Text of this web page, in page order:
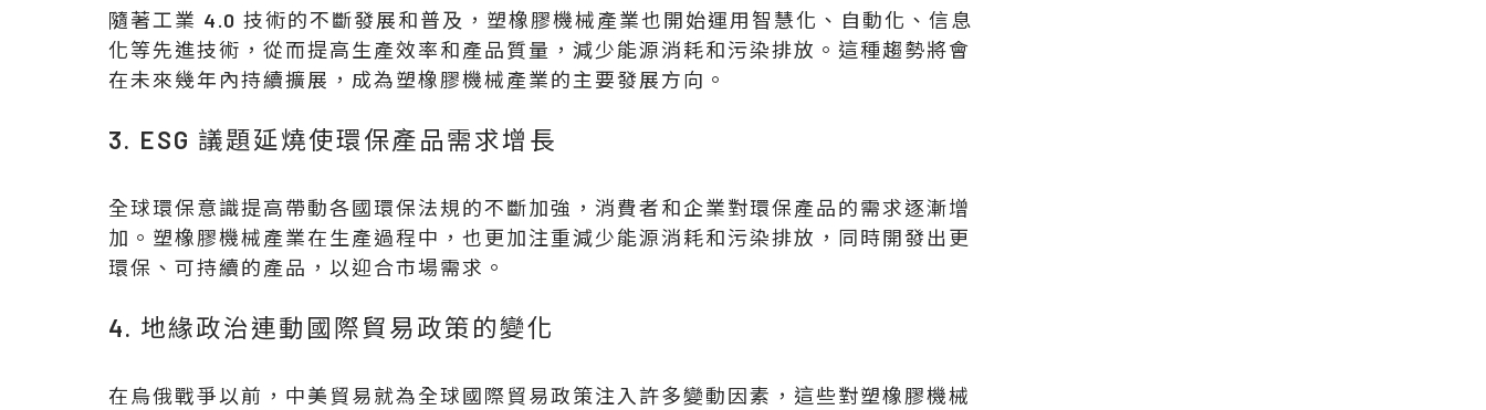
隨著工業 4.0 技術的不斷發展和普及，塑橡膠機械產業也開始運用智慧化、自動化、信息
化等先進技術，從而提高生產效率和產品質量，減少能源消耗和污染排放。這種趨勢將會
在未來幾年內持續擴展，成為塑橡膠機械產業的主要發展方向。
3. ESG 議題延燒使環保產品需求增長
全球環保意識提高帶動各國環保法規的不斷加強，消費者和企業對環保產品的需求逐漸增
加。塑橡膠機械產業在生產過程中，也更加注重減少能源消耗和污染排放，同時開發出更
環保、可持續的產品，以迎合市場需求。
4. 地緣政治連動國際貿易政策的變化
在烏俄戰爭以前，中美貿易就為全球國際貿易政策注入許多變動因素，這些對塑橡膠機械